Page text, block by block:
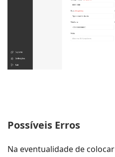
Possíveis Erros
Na eventualidade de colocar